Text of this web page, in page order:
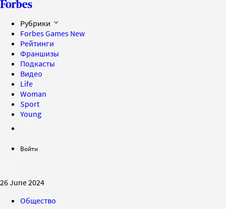
Рубрики
Forbes Games New
Рейтинги
Франшизы
Подкасты
Видео
Life
Woman
Sport
Young
Войти
26 June 2024
Общество